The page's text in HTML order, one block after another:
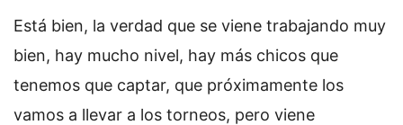
Está bien, la verdad que se viene trabajando muy
bien, hay mucho nivel, hay más chicos que
tenemos que captar, que próximamente los
vamos a llevar a los torneos, pero viene